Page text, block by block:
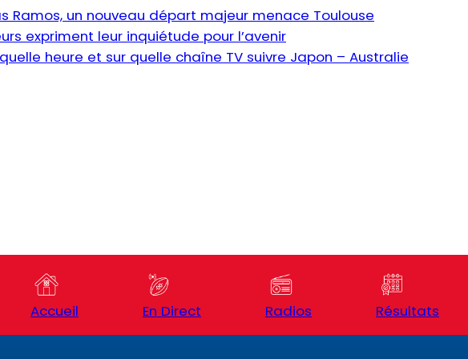
Ramos, un nouveau départ majeur menace Toulouse
expriment leur inquiétude pour l’avenir
heure et sur quelle chaîne TV suivre Japon – Australie
Accueil En Direct Radios Résultats